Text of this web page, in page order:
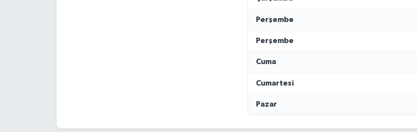
Perşembe
Perşembe
Cuma
Cumartesi
Pazar